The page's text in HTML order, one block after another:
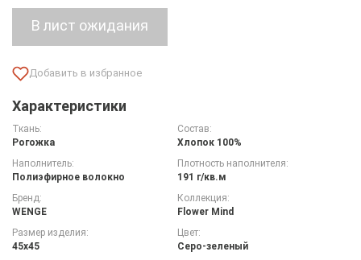
Характеристики
Ткань:
Рогожка
Состав:
Хлопок 100%
Наполнитель:
Полиэфирное волокно
Плотность наполнителя:
191 г/кв.м
Бренд:
WENGE
Коллекция:
Flower Mind
Размер изделия:
45х45
Цвет:
Серо-зеленый